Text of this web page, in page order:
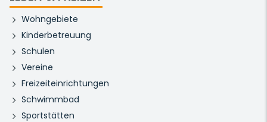
Wohngebiete
Kinderbetreuung
Schulen
Vereine
Freizeiteinrichtungen
Schwimmbad
Sportstätten